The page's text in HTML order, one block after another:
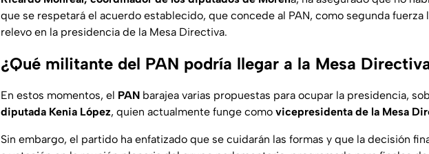
que se respetará el acuerdo establecido, que concede al PAN, como segunda fuerza
relevo en la presidencia de la Mesa Directiva.
¿Qué militante del PAN podría llegar a la Mesa
En estos momentos, el PAN barajea varias propuestas para ocupar la presidencia,
diputada Kenia López, quien actualmente funge como vicepresidenta de la Mesa
Sin embargo, el partido ha enfatizado que se cuidarán las formas y que la decisión